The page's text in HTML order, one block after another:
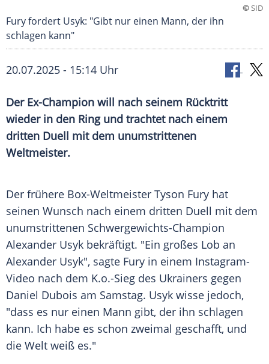
©SID
Fury fordert Usyk: "Gibt nur einen Mann, der ihn
schlagen kann"
20.07.2025 - 15:14 Uhr
Der Ex-Champion will nach seinem Rücktritt
wieder in den Ring und trachtet nach einem
dritten Duell mit dem unumstrittenen
Weltmeister.
Der frühere Box-Weltmeister Tyson Fury hat
seinen Wunsch nach einem dritten Duell mit dem
unumstrittenen Schwergewichts-Champion
Alexander Usyk bekräftigt. "Ein großes Lob an
Alexander Usyk", sagte Fury in einem Instagram-
Video nach dem K.o.-Sieg des Ukrainers gegen
Daniel Dubois am Samstag. Usyk wisse jedoch,
"dass es nur einen Mann gibt, der ihn schlagen
kann. Ich habe es schon zweimal geschafft, und
die Welt weiß es."